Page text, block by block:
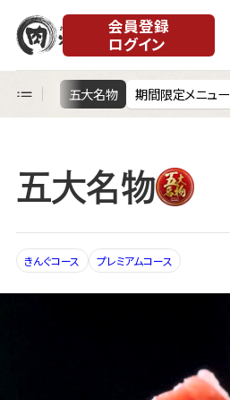
会員登録
ログイン
コース 五大名物 期間限定メニュー
五大名物
きんぐコース プレミアムコース